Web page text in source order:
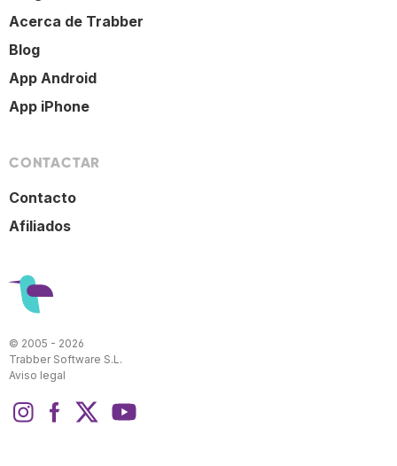
Acerca de Trabber
Blog
App Android
App iPhone
CONTACTAR
Contacto
Afiliados
© 2005 - 2026
Trabber Software S.L.
Aviso legal